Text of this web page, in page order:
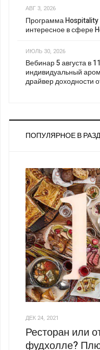
АВГ 3, 2026
Программа Hospitality
интересное в сфере
ИЮЛЬ 30, 2026
Вебинар 5 августа в
индивидуальный
драйвер доходности
ПОПУЛЯРНОЕ В
ДЕК 24, 2021
Ресторан или
фудхолле?